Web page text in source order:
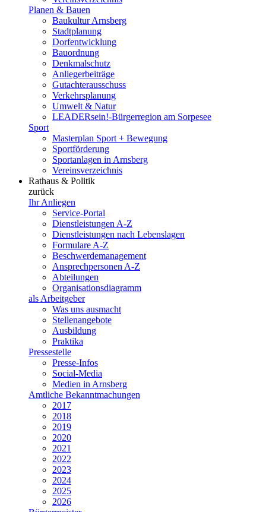
Planen & Bauen
Baukultur Arnsberg
Stadtplanung
Dorfentwicklung
Bauordnung
Denkmalschutz
Anliegerbeiträge
Gutachterausschuss
Verkehrsplanung
Umwelt & Natur
LEADERsein!-Bürgerregion am Sorpesee
Sport
Masterplan Sport + Bewegung
Sportförderung
Sportanlagen in Arnsberg
Vereinsverzeichnis
Rathaus & Politik
zurück
Ihr Anliegen
Service-Portal
Dienstleistungen A-Z
Dienstleistungen nach Lebenslagen
Formulare A-Z
Beschwerdemanagement
Ansprechpersonen A-Z
Abteilungen
Organisationsdiagramm
als Arbeitgeber
Was uns ausmacht
Stellenangebote
Ausbildung
Praktika
Pressestelle
Presse-Infos
Social-Media
Medien in Arnsberg
Amtliche Bekanntmachungen
2017
2018
2019
2020
2021
2022
2023
2024
2025
2026